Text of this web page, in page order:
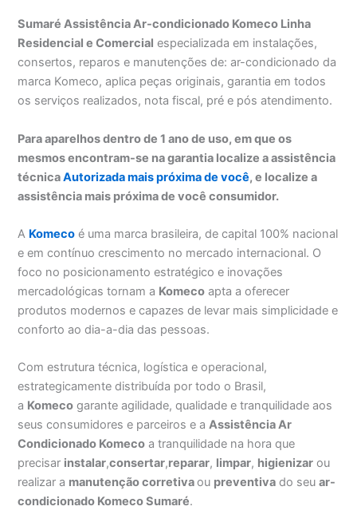
Sumaré Assistência Ar-condicionado Komeco Linha
Residencial e Comercial especializada em instalações,
consertos, reparos e manutenções de: ar-condicionado da
marca Komeco, aplica peças originais, garantia em todos
os serviços realizados, nota fiscal, pré e pós atendimento.
Para aparelhos dentro de 1 ano de uso, em que os
mesmos encontram-se na garantia localize a assistência
técnicaAutorizada mais próxima de você, e localize a
assistência mais próxima de você consumidor.
A Komeco é uma marca brasileira, de capital 100% nacional
e em contínuo crescimento no mercado internacional. O
foco no posicionamento estratégico e inovações
mercadológicas tornam a Komeco apta a oferecer
produtos modernos e capazes de levar mais simplicidade e
conforto ao dia-a-dia das pessoas.
Com estrutura técnica, logística e operacional,
estrategicamente distribuída por todo o Brasil,
a Komeco garante agilidade, qualidade e tranquilidade aos
seus consumidores e parceiros e aAssistência Ar
Condicionado Komeco a tranquilidade na hora que
precisar instalar,consertar,reparar, limpar, higienizar ou
realizar a manutenção corretivaou preventiva do seuar-
condicionado Komeco Sumaré.